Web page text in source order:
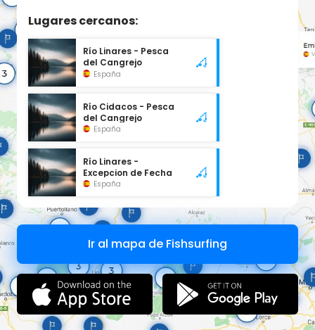
Lugares cercanos:
Río Linares - Pesca
del Cangrejo
España
Río Cidacos - Pesca
del Cangrejo
España
Río Linares -
Excepcion de Fecha
España
Ir al mapa de Fishsurfing